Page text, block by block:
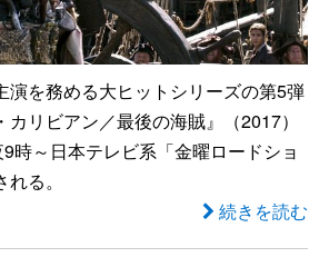
演を務める大ヒットシリーズの第5弾
カリビアン／最後の海賊』（2017）
時～日本テレビ系「金曜ロードショ
る。
続きを読む